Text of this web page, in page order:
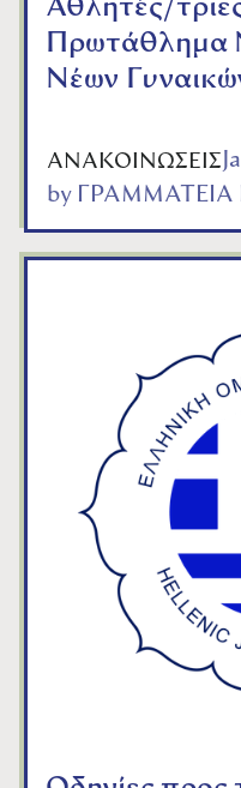
Αθλητές/
Πρωτάθλημα
Νέων
ΑΝΑΚΟΙΝΩΣΕΙΣ
by ΓΡΑΜΜΑΤΕΙΑ